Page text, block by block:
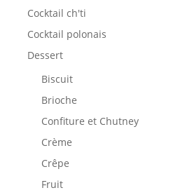
Cocktail ch'ti
Cocktail polonais
Dessert
Biscuit
Brioche
Confiture et Chutney
Crème
Crêpe
Fruit